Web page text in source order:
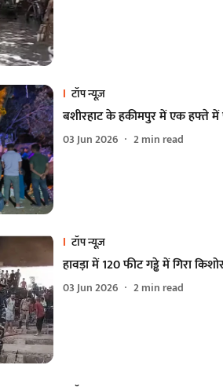
टॉप न्यूज़
बशीरहाट के हकीमपुर में एक हफ्ते
03 Jun 2026 2min read
टॉप न्यूज़
हावड़ा में 120 फीट गड्ढे में गिरा
03 Jun 2026 2min read